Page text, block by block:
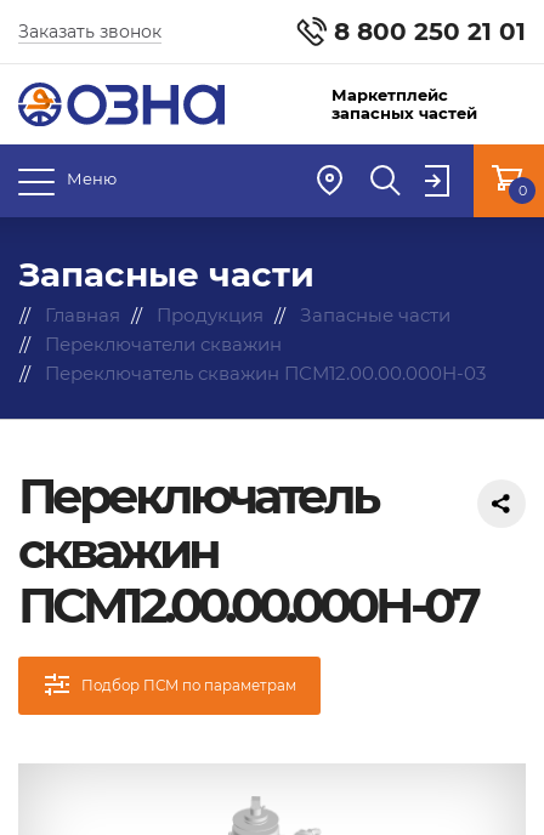
8 800 250 21 01
Заказать звонок
Маркетплейс
запасных частей
Меню
0
Запасные части
Главная Продукция
Запасные части
Переключатели скважин
Переключатель скважин ПСМ12.00.00.000Н-03
Переключатель
скважин
ПСМ12.00.00.000Н-07
Подбор ПСМ по параметрам